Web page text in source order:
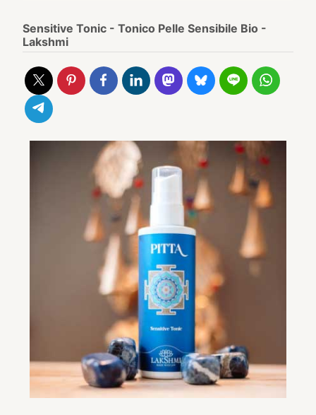
Sensitive Tonic - Tonico Pelle Sensibile Bio -
Lakshmi